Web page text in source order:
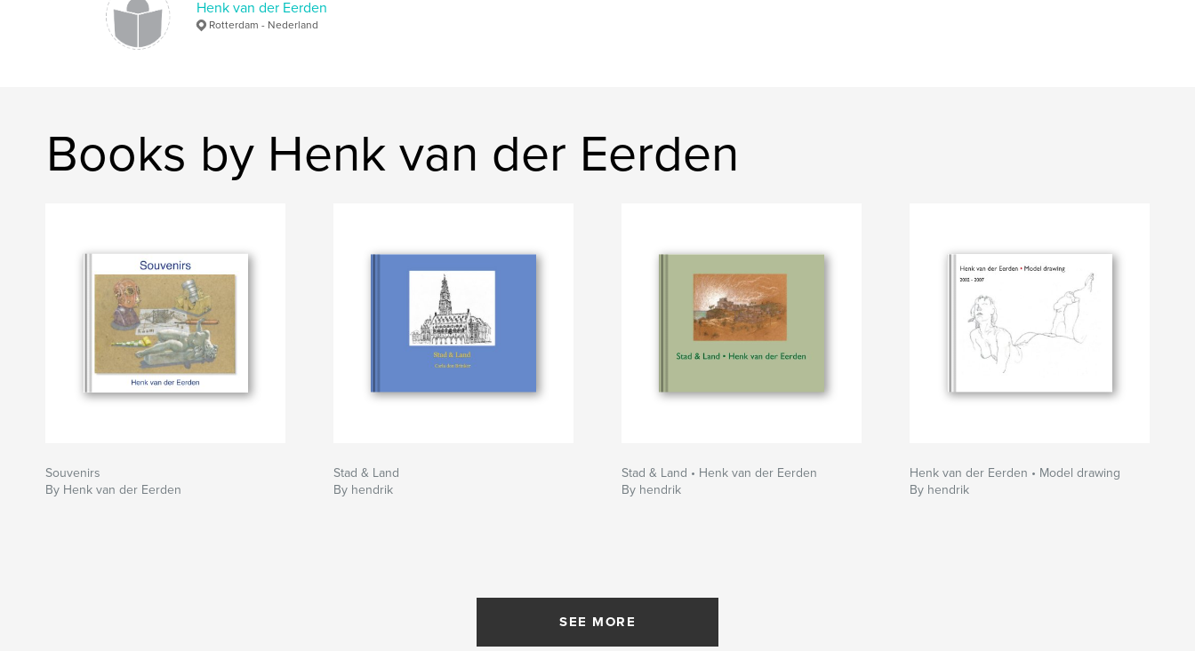
Henk van der Eerden
Rotterdam - Nederland
Books by Henk van der Eerden
Souvenirs
By Henk van der Eerden
Stad & Land
By hendrik
Stad & Land • Henk van der Eerden
By hendrik
Henk van der Eerden • Model drawing
By hendrik
SEE MORE